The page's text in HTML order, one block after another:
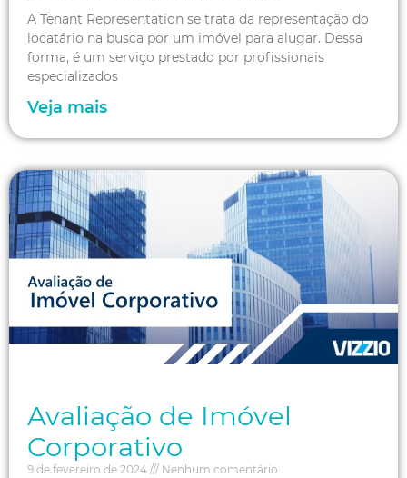
A Tenant Representation se trata da representação do
locatário na busca por um imóvel para alugar. Dessa
forma, é um serviço prestado por profissionais
especializados
Veja mais
Avaliação de Imóvel
Corporativo
9 de fevereiro de 2024 Nenhum comentário